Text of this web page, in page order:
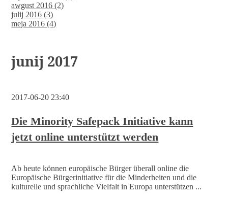
awgust 2016 (2)
julij 2016 (3)
meja 2016 (4)
junij 2017
2017-06-20 23:40
Die Minority Safepack Initiative kann
jetzt online unterstützt werden
Ab heute können europäische Bürger überall online die
Europäische Bürgerinitiative für die Minderheiten und die
kulturelle und sprachliche Vielfalt in Europa unterstützen ...